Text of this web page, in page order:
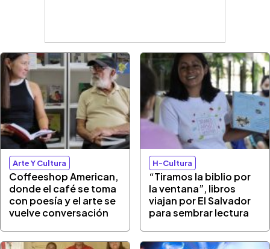
Arte Y Cultura
Coffeeshop American,
donde el café se toma
con poesía y el arte se
vuelve conversación
H-Cultura
“Tiramos la biblio por
la ventana”, libros
viajan por El Salvador
para sembrar lectura